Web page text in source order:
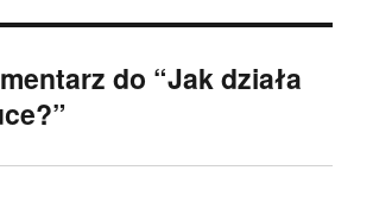
do “Jak działa